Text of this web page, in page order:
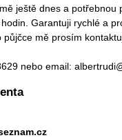
ještě dnes a potřebnou
Garantuji rychlé a
mě prosím
nebo email: